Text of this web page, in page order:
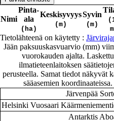
Nimi
Pinta-
ala
(ha)
Keskisyvyys
(m)
Syvin
(m)
Tietolähteenä on käytetty :
Jään paksuuskasvuarvio (mm)
vuorokauden ajalta. Laskettu
ilmatieteenlaitoksen
perusteella. Samat tiedot näkyvät
sääasemien koordinaateissa.
Järvenpää
Helsinki Vuosaari
Antarktis